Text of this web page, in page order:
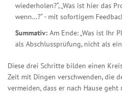
wiederholen?“, „Was ist hier das
wenn…?“ - mit sofortigem
Summativ: Am Ende: „Was ist Ihr
als Abschlussprüfung, nicht als
Diese drei Schritte bilden einen
Zeit mit Dingen verschwenden, die
vermeiden, dass er nach Hause